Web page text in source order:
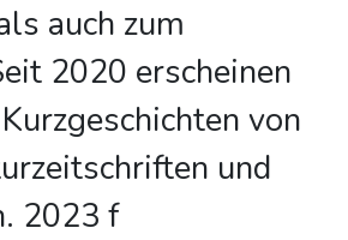
auch zum
2020 erscheinen
von
und
2023 f